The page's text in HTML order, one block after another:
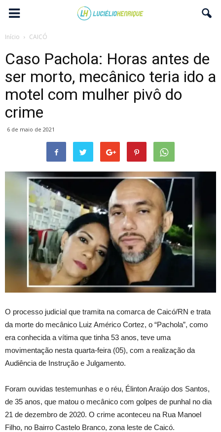
Início CAICÓ
Caso Pachola: Horas antes de
ser morto, mecânico teria ido a
motel com mulher pivô do
crime
6 de maio de 2021
O processo judicial que tramita na comarca de Caicó/RN e trata
da morte do mecânico Luiz Américo Cortez, o “Pachola”, como
era conhecida a vítima que tinha 53 anos, teve uma
movimentação nesta quarta-feira (05), com a realização da
Audiência de Instrução e Julgamento.
Foram ouvidas testemunhas e o réu, Élinton Araújo dos Santos,
de 35 anos, que matou o mecânico com golpes de punhal no dia
21 de dezembro de 2020. O crime aconteceu na Rua Manoel
Filho, no Bairro Castelo Branco, zona leste de Caicó.